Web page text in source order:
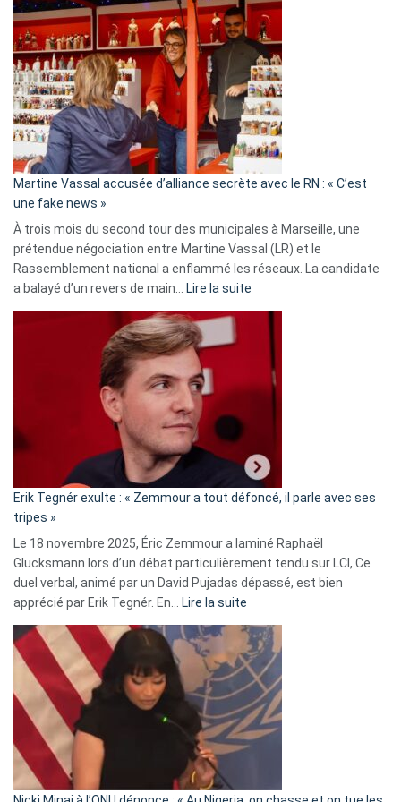
Algérie
Martine Vassal accusée d’alliance secrète avec le RN : « C’est
une fake news »
À trois mois du second tour des municipales à Marseille, une
prétendue négociation entre Martine Vassal (LR) et le
Rassemblement national a enflammé les réseaux. La candidate
a balayé d’un revers de main…
Lire la suite
d’alliance
secrète
«
C’est
fake
news
»
Erik Tegnér exulte : « Zemmour a tout défoncé, il parle avec ses
tripes »
Le 18 novembre 2025, Éric Zemmour a laminé Raphaël
Glucksmann lors d’un débat particulièrement tendu sur LCI, Ce
duel verbal, animé par un David Pujadas dépassé, est bien
apprécié par Erik Tegnér. En…
Lire la suite
Tegnér
exulte
« Zemmour
a
tout
parle